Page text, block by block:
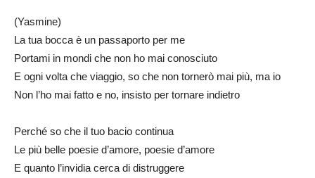
(Yasmine)
La tua bocca è un passaporto per me
Portami in mondi che non ho mai conosciuto
E ogni volta che viaggio, so che non tornerò mai più, ma io
Non l’ho mai fatto e no, insisto per tornare indietro
Perché so che il tuo bacio continua
Le più belle poesie d’amore, poesie d’amore
E quanto l’invidia cerca di distruggere